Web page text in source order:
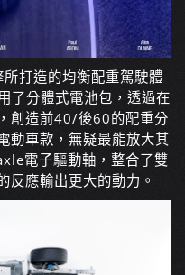
打造的均衡配重駕駛體
了分體式電池包，透過在
創造前40/後60的配重分
動車款，無疑最能放大其
電子驅動軸，整合了雙
反應輸出更大的動力。